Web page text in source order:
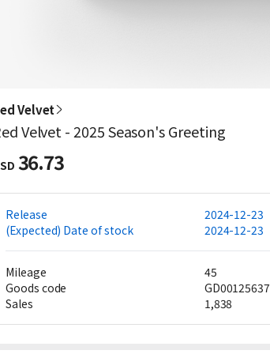
Velvet
Velvet - 2025 Season's Greeting
36.73
Release
2024-12-23
(Expected) Date of stock
2024-12-23
Mileage
45
Goods code
GD00125637
Sales
1,838